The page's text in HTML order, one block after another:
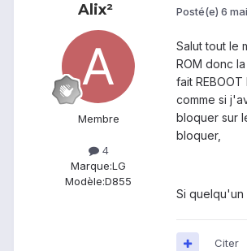
Alix²
Membre
4
Marque:LG
Modèle:D855
Posté(e) 6
Salut tout le
ROM donc
fait
comme si
bloquer sur
bloquer,
Si
Citer